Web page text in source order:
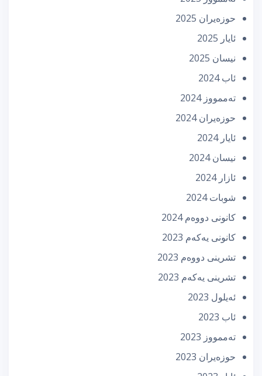
حوزه‌یران 2025
ئایار 2025
نیسان 2025
ئاب 2024
تەممووز 2024
حوزه‌یران 2024
ئایار 2024
نیسان 2024
ئازار 2024
شوبات 2024
كانونی دووه‌م 2024
كانونی یه‌كه‌م 2023
تشرینی دووه‌م 2023
تشرینی یه‌كه‌م 2023
ئه‌یلول 2023
ئاب 2023
تەممووز 2023
حوزه‌یران 2023